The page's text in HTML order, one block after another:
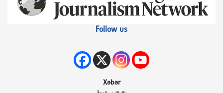
Follow us
Xəbər